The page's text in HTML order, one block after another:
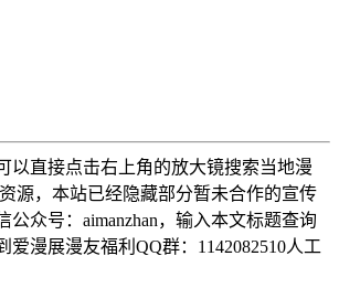
以直接点击右上角的放大镜搜索当地漫
源，本站已经隐藏部分暂未合作的宣传
公众号：aimanzhan，输入本文标题查询
爱漫展漫友福利QQ群：1142082510人工